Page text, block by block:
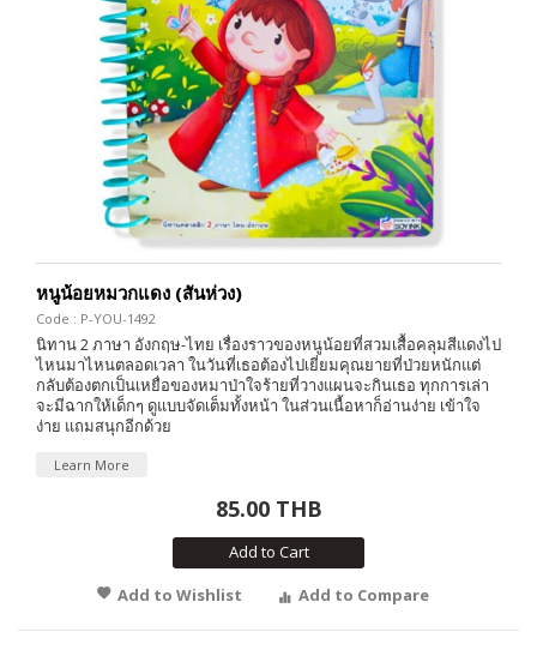
หนูน้อยหมวกแดง (สันห่วง)
Code : P-YOU-1492
นิทาน 2 ภาษา อังกฤษ-ไทย เรื่องราวของหนูน้อยที่สวมเสื้อคลุมสีแดงไป
ไหนมาไหนตลอดเวลา ในวันที่เธอต้องไปเยี่ยมคุณยายที่ป่วยหนักแต่
กลับต้องตกเป็นเหยื่อของหมาป่าใจร้ายที่วางแผนจะกินเธอ ทุกการเล่า
จะมีฉากให้เด็กๆ ดูแบบจัดเต็มทั้งหน้า ในส่วนเนื้อหาก็อ่านง่าย เข้าใจ
ง่าย แถมสนุกอีกด้วย
Learn More
85.00 THB
Add to Cart
Add to Wishlist
Add to Compare